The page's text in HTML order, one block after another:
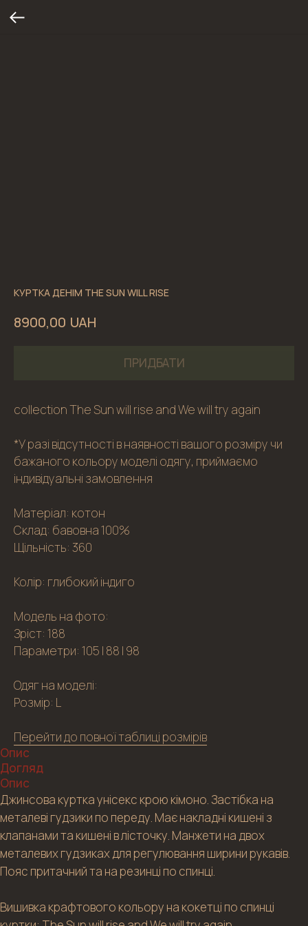
КУРТКА ДЕНІМ THE SUN WILL RISE
8900,00 UAH
ПРИДБАТИ
collection The Sun will rise and We will try again
*У разі відсутності в наявності вашого розміру чи
бажаного кольору моделі одягу, приймаємо
індивідуальні замовлення
Матеріал: котон
Склад: бавовна 100%
Щільність: 360
Колір: глибокий індиго
Модель на фото:
Зріст: 188
Параметри: 105 | 88 | 98
Одяг на моделі:
Розмір: L
Перейти до повної таблиці розмірів
Опис
Догляд
Опис
Джинсова куртка унісекс крою кімоно. Застібка на
металеві гудзики по переду. Має накладні кишені з
клапанами та кишені в лісточку. Манжети на двох
металевих гудзиках для регулювання ширини рукавів.
Пояс притачний та на резинці по спинці.
Вишивка крафтового кольору на кокетці по спинці